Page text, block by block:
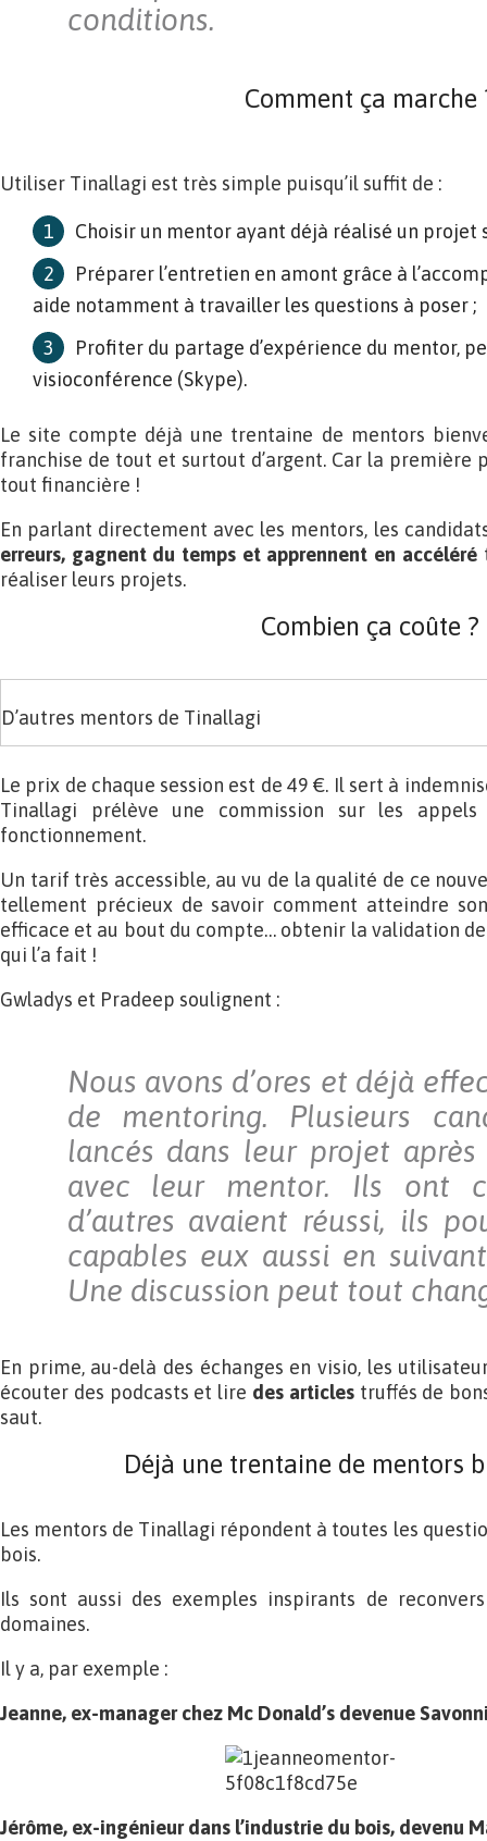
conditions.
Comment ça marche
Utiliser Tinallagi est très simple puisqu’il suffit de :
Choisir un mentor ayant déjà réalisé un projet
Préparer l’entretien en amont grâce à
aide notamment à travailler les questions à poser ;
Profiter du partage d’expérience du mentor,
visioconférence (Skype).
Le site compte déjà une trentaine de mentors
franchise de tout et surtout d’argent. Car la première
tout financière !
En parlant directement avec les mentors, les
erreurs, gagnent du temps et apprennent en accéléré
réaliser leurs projets.
Combien ça coûte ?
D’autres mentors de Tinallagi
Le prix de chaque session est de 49 €. Il sert à
Tinallagi prélève une commission sur les
fonctionnement.
Un tarif très accessible, au vu de la qualité de ce
tellement précieux de savoir comment atteindre
efficace et au bout du compte… obtenir la validation
qui l’a fait !
Gwladys et Pradeep soulignent :
Nous avons d’ores et déjà
de mentoring. Plusieurs
lancés dans leur projet
avec leur mentor. Ils ont
d’autres avaient réussi, ils
capables eux aussi en
Une discussion peut tout
En prime, au-delà des échanges en visio, les
écouter des podcasts et lire des articlestruffés de
saut.
Déjà une trentaine de mentors
Les mentors de Tinallagi répondent à toutes les
bois.
Ils sont aussi des exemples inspirants de
domaines.
Il y a, par exemple :
Jeanne, ex-manager chez Mc Donald’s devenue
Jérôme, ex-ingénieur dans l’industrie du bois, devenu